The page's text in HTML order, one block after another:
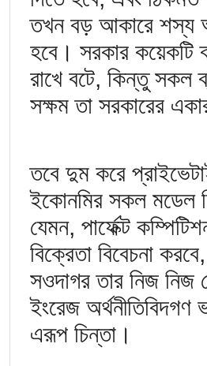
তখন বড় আকারে শস্য
হবে। সরকার কয়েকটি
রাখে বটে, কিন্তু সকল
সক্ষম তা সরকারের
তবে দুম করে
ইকোনমির সকল মডেল
যেমন, পার্ফেক্ট
বিক্রেতা বিবেচনা
সওদাগর তার নিজ নিজ
ইংরেজ অর্থনীতিবিদগণ
এরূপ চিন্তা।